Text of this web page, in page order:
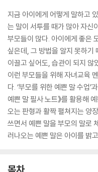
지금 아이에게 어떻게 말하고
는 말이 서투를 때가 많아 자신
부모들이 많다. 아이에게 좋은
싶은데, 그 방법을 알지 못하기
이끌고 싶어도, 습관이 되지 않
이런 부모들을 위해 자녀교육
다. ‘부모를 위한 예쁜 말 수업’
예쁜 말 필사 노트》를 활용해
오는 판형과 활짝 펼쳐지는 양
쓰면서 예쁜 말을 부모의 말로
러나오는 예쁜 말은 아이를 밝
목차